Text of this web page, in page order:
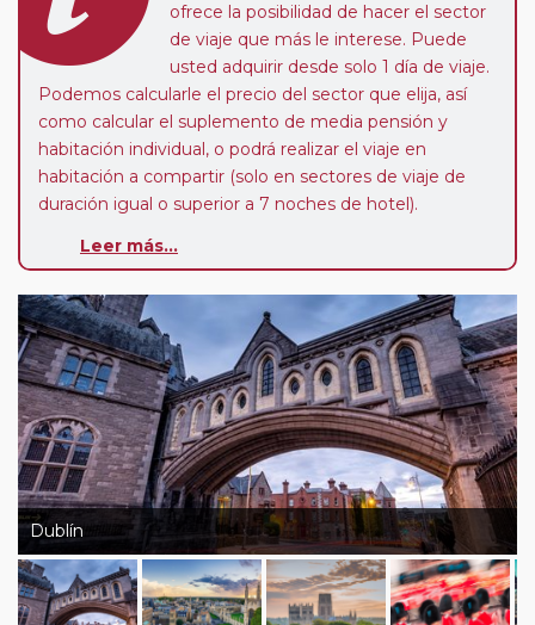
ofrece la posibilidad de hacer el sector
de viaje que más le interese. Puede
usted adquirir desde solo 1 día de viaje.
Podemos calcularle el precio del sector que elija, así
como calcular el suplemento de media pensión y
habitación individual, o podrá realizar el viaje en
habitación a compartir (solo en sectores de viaje de
duración igual o superior a 7 noches de hotel).
Paradas en Ruta:
su viaje, en la ciudad que desee por período de 1, 3, 4 o
7 noches según circuito y fechas de salida. Es
fundamental que el circuito tenga salida posterior a la
fecha escogida y permita la salida deseada. El
suplemento por parada efectuada es de 40 Euros/52
Dólares por persona. Si la parada se realiza para tomar
otro circuito del mismo proveedor no se abonará este
suplemento.
Leer más...
Dublín